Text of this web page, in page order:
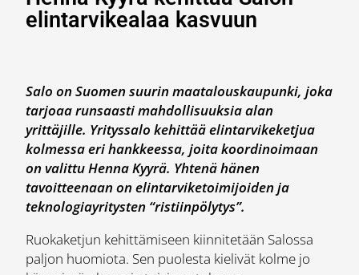
elintarvikealaa kasvuun
Salo on Suomen suurin maatalouskaupunki, joka
tarjoaa runsaasti mahdollisuuksia alan
yrittäjille. Yrityssalo kehittää elintarvikeketjua
kolmessa eri hankkeessa, joita koordinoimaan
on valittu Henna Kyyrä. Yhtenä hänen
tavoitteenaan on elintarviketoimijoiden ja
teknologiayritysten “ristiinpölytys”.
Ruokaketjun kehittämiseen kiinnitetään Salossa
paljon huomiota. Sen puolesta kielivät kolme jo